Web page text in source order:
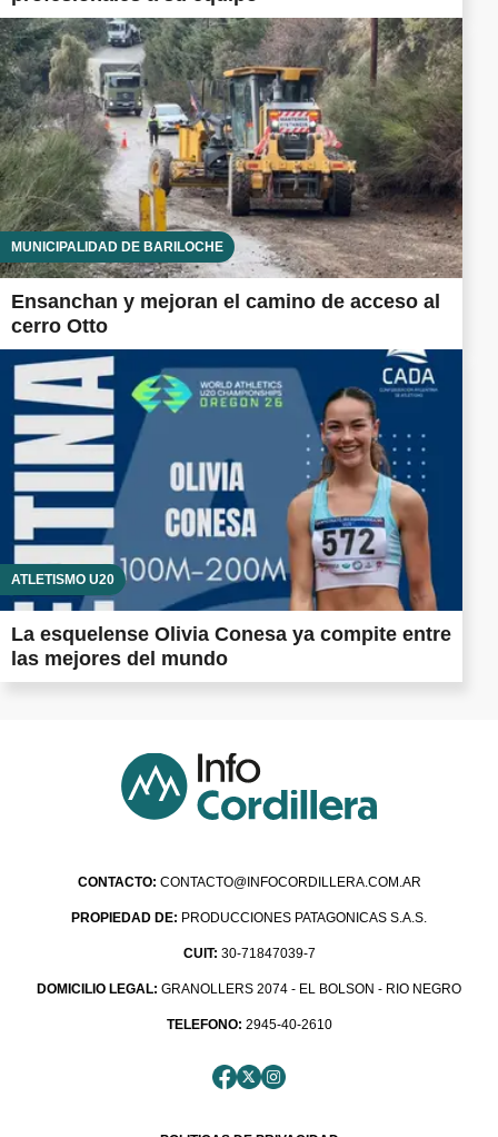
MUNICIPALIDAD DE BARILOCHE
Ensanchan y mejoran el camino de acceso al
cerro Otto
ATLETISMO U20
La esquelense Olivia Conesa ya compite entre
las mejores del mundo
CONTACTO: CONTACTO@INFOCORDILLERA.COM.AR
PROPIEDAD DE: PRODUCCIONES PATAGONICAS S.A.S.
CUIT: 30-71847039-7
DOMICILIO LEGAL: GRANOLLERS 2074 - EL BOLSON - RIO NEGRO
TELEFONO: 2945-40-2610